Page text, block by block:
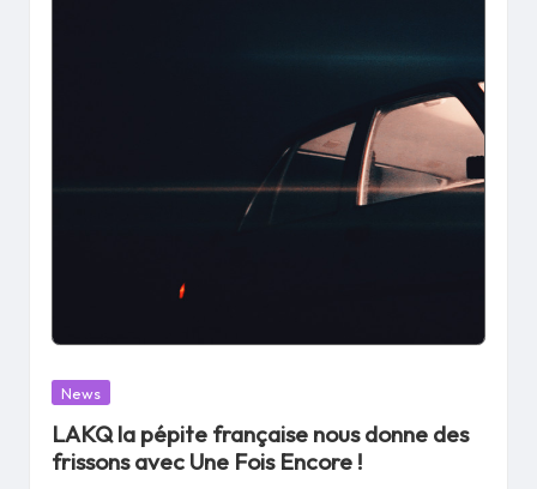
Posted
News
LAKQ la pépite française nous donne des
frissons avec Une Fois Encore !